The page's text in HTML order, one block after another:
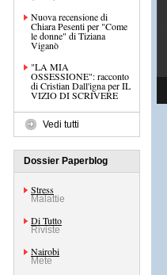
Nuova recensione di
Chiara Pesenti per "Come
le donne" di Tiziana
Viganò
"LA MIA
OSSESSIONE": racconto
di Cristian Dall'igna per IL
VIZIO DI SCRIVERE
Vedi tutti
Dossier Paperblog
Stress
Malattie
Di Tutto
Riviste
Nairobi
Mete